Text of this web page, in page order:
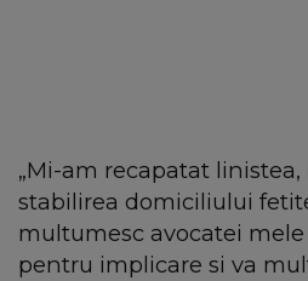
„Mi-am recapatat
stabilirea domiciliului
multumesc avocatei
pentru implicare si va